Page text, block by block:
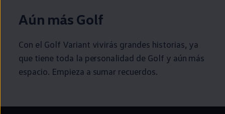
Aún más Golf
Con el Golf Variant vivirás grandes historias, ya
que tiene toda la personalidad de Golf y aún más
espacio. Empieza a sumar recuerdos.